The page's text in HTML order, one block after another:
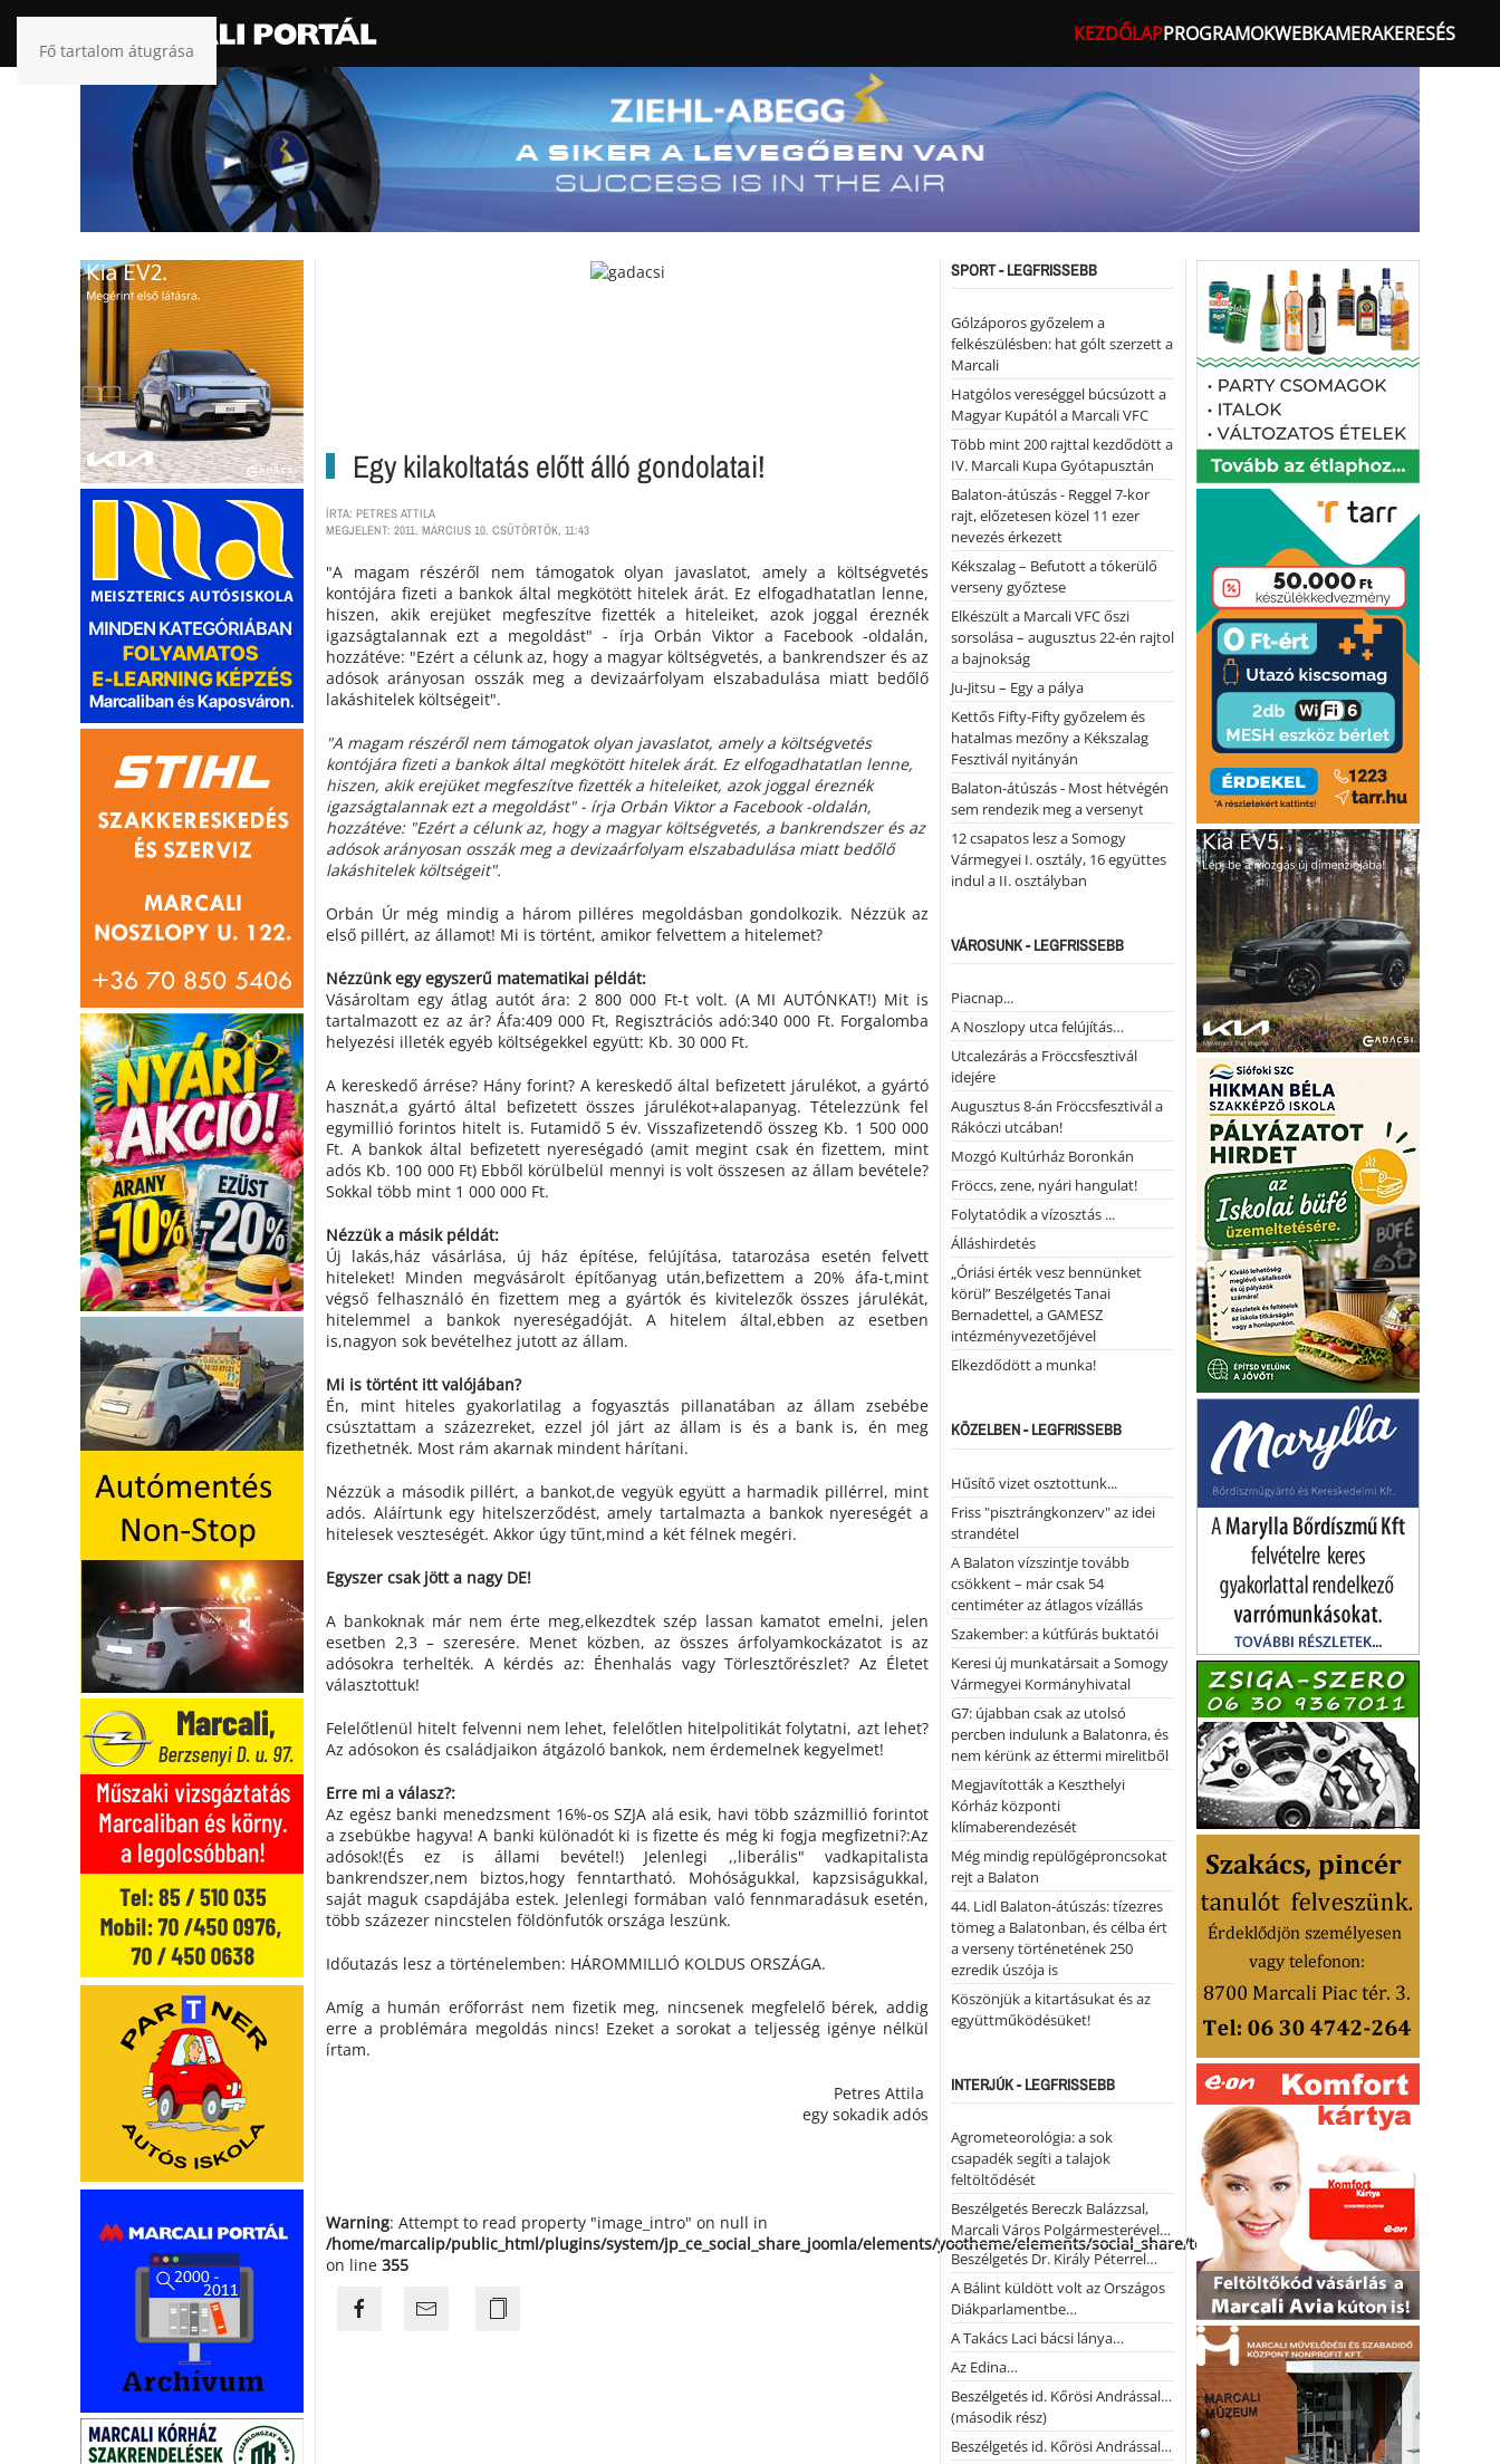
Fő tartalom átugrása
KEZDŐLAPPROGRAMOKWEBKAMERAKERESÉS
Egy kilakoltatás előtt álló gondolatai!
ÍRTA: PETRES ATTILA
MEGJELENT: 2011. MÁRCIUS 10. CSÜTÖRTÖK, 11:43
"A magam részéről nem támogatok olyan javaslatot, amely a költségvetés
kontójára fizeti a bankok által megkötött hitelek árát. Ez elfogadhatatlan lenne,
hiszen, akik erejüket megfeszítve fizették a hiteleiket, azok joggal éreznék
igazságtalannak ezt a megoldást" - írja Orbán Viktor a Facebook -oldalán,
hozzátéve: "Ezért a célunk az, hogy a magyar költségvetés, a bankrendszer és az
adósok arányosan osszák meg a devizaárfolyam elszabadulása miatt bedőlő
lakáshitelek költségeit".
"A magam részéről nem támogatok olyan javaslatot, amely a költségvetés
kontójára fizeti a bankok által megkötött hitelek árát. Ez elfogadhatatlan lenne,
hiszen, akik erejüket megfeszítve fizették a hiteleiket, azok joggal éreznék
igazságtalannak ezt a megoldást" - írja Orbán Viktor a Facebook -oldalán,
hozzátéve: "Ezért a célunk az, hogy a magyar költségvetés, a bankrendszer és az
adósok arányosan osszák meg a devizaárfolyam elszabadulása miatt bedőlő
lakáshitelek költségeit".
Orbán Úr még mindig a három pilléres megoldásban gondolkozik. Nézzük az
első pillért, az államot! Mi is történt, amikor felvettem a hitelemet?
Nézzünk egy egyszerű matematikai példát:
Vásároltam egy átlag autót ára: 2 800 000 Ft-t volt. (A MI AUTÓNKAT!) Mit is
tartalmazott ez az ár? Áfa:409 000 Ft, Regisztrációs adó:340 000 Ft. Forgalomba
helyezési illeték egyéb költségekkel együtt: Kb. 30 000 Ft.
A kereskedő árrése? Hány forint? A kereskedő által befizetett járulékot, a gyártó
hasznát,a gyártó által befizetett összes járulékot+alapanyag. Tételezzünk fel
egymillió forintos hitelt is. Futamidő 5 év. Visszafizetendő összeg Kb. 1 500 000
Ft. A bankok által befizetett nyereségadó (amit megint csak én fizettem, mint
adós Kb. 100 000 Ft) Ebből körülbelül mennyi is volt összesen az állam bevétele?
Sokkal több mint 1 000 000 Ft.
Nézzük a másik példát:
Új lakás,ház vásárlása, új ház építése, felújítása, tatarozása esetén felvett
hiteleket! Minden megvásárolt építőanyag után,befizettem a 20% áfa-t,mint
végső felhasználó én fizettem meg a gyártók és kivitelezők összes járulékát,
hitelemmel a bankok nyereségadóját. A hitelem által,ebben az esetben
is,nagyon sok bevételhez jutott az állam.
Mi is történt itt valójában?
Én, mint hiteles gyakorlatilag a fogyasztás pillanatában az állam zsebébe
csúsztattam a százezreket, ezzel jól járt az állam is és a bank is, én meg
fizethetnék. Most rám akarnak mindent hárítani.
Nézzük a második pillért, a bankot,de vegyük együtt a harmadik pillérrel, mint
adós. Aláírtunk egy hitelszerződést, amely tartalmazta a bankok nyereségét a
hitelesek veszteségét. Akkor úgy tűnt,mind a két félnek megéri.
Egyszer csak jött a nagy DE!
A bankoknak már nem érte meg,elkezdtek szép lassan kamatot emelni, jelen
esetben 2,3 – szeresére. Menet közben, az összes árfolyamkockázatot is az
adósokra terhelték. A kérdés az: Éhenhalás vagy Törlesztőrészlet? Az Életet
választottuk!
Felelőtlenül hitelt felvenni nem lehet, felelőtlen hitelpolitikát folytatni, azt lehet?
Az adósokon és családjaikon átgázoló bankok, nem érdemelnek kegyelmet!
Erre mi a válasz?:
Az egész banki menedzsment 16%-os SZJA alá esik, havi több százmillió forintot
a zsebükbe hagyva! A banki különadót ki is fizette és még ki fogja megfizetni?:Az
adósok!(És ez is állami bevétel!) Jelenlegi ,,liberális" vadkapitalista
bankrendszer,nem biztos,hogy fenntartható. Mohóságukkal, kapzsiságukkal,
saját maguk csapdájába estek. Jelenlegi formában való fennmaradásuk esetén,
több százezer nincstelen földönfutók országa leszünk.
Időutazás lesz a történelemben: HÁROMMILLIÓ KOLDUS ORSZÁGA.
Amíg a humán erőforrást nem fizetik meg, nincsenek megfelelő bérek, addig
erre a problémára megoldás nincs! Ezeket a sorokat a teljesség igénye nélkül
írtam.
Petres Attila
egy sokadik adós
Warning: Attempt to read property "image_intro" on null in
/home/marcalip/public_html/plugins/system/jp_ce_social_share_joomla/elements/yootheme/elements/social_share/templates/template.php
on line 355
SPORT - LEGFRISSEBB
Gólzáporos győzelem a
felkészülésben: hat gólt szerzett a
Marcali
Hatgólos vereséggel búcsúzott a
Magyar Kupától a Marcali VFC
Több mint 200 rajttal kezdődött a
IV. Marcali Kupa Gyótapusztán
Balaton-átúszás - Reggel 7-kor
rajt, előzetesen közel 11 ezer
nevezés érkezett
Kékszalag – Befutott a tókerülő
verseny győztese
Elkészült a Marcali VFC őszi
sorsolása – augusztus 22-én rajtol
a bajnokság
Ju-Jitsu – Egy a pálya
Kettős Fifty-Fifty győzelem és
hatalmas mezőny a Kékszalag
Fesztivál nyitányán
Balaton-átúszás - Most hétvégén
sem rendezik meg a versenyt
12 csapatos lesz a Somogy
Vármegyei I. osztály, 16 együttes
indul a II. osztályban
VÁROSUNK - LEGFRISSEBB
Piacnap...
A Noszlopy utca felújítás…
Utcalezárás a Fröccsfesztivál
idejére
Augusztus 8-án Fröccsfesztivál a
Rákóczi utcában!
Mozgó Kultúrház Boronkán
Fröccs, zene, nyári hangulat!
Folytatódik a vízosztás ...
Álláshirdetés
„Óriási érték vesz bennünket
körül” Beszélgetés Tanai
Bernadettel, a GAMESZ
intézményvezetőjével
Elkezdődött a munka!
KÖZELBEN - LEGFRISSEBB
Hűsítő vizet osztottunk...
Friss "pisztrángkonzerv" az idei
strandétel
A Balaton vízszintje tovább
csökkent – már csak 54
centiméter az átlagos vízállás
Szakember: a kútfúrás buktatói
Keresi új munkatársait a Somogy
Vármegyei Kormányhivatal
G7: újabban csak az utolsó
percben indulunk a Balatonra, és
nem kérünk az éttermi mirelitből
Megjavították a Keszthelyi
Kórház központi
klímaberendezését
Még mindig repülőgéproncsokat
rejt a Balaton
44. Lidl Balaton-átúszás: tízezres
tömeg a Balatonban, és célba ért
a verseny történetének 250
ezredik úszója is
Köszönjük a kitartásukat és az
együttműködésüket!
INTERJÚK - LEGFRISSEBB
Agrometeorológia: a sok
csapadék segíti a talajok
feltöltődését
Beszélgetés Bereczk Balázzsal,
Marcali Város Polgármesterével…
Beszélgetés Dr. Király Péterrel…
A Bálint küldött volt az Országos
Diákparlamentbe…
A Takács Laci bácsi lánya…
Az Edina…
Beszélgetés id. Kőrösi Andrással…
(második rész)
Beszélgetés id. Kőrösi Andrással…